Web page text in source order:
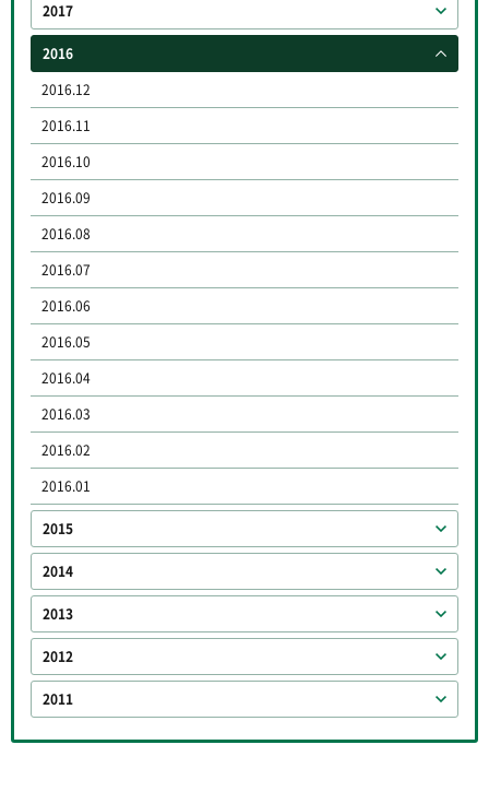
2017
2016
2016.12
2016.11
2016.10
2016.09
2016.08
2016.07
2016.06
2016.05
2016.04
2016.03
2016.02
2016.01
2015
2014
2013
2012
2011